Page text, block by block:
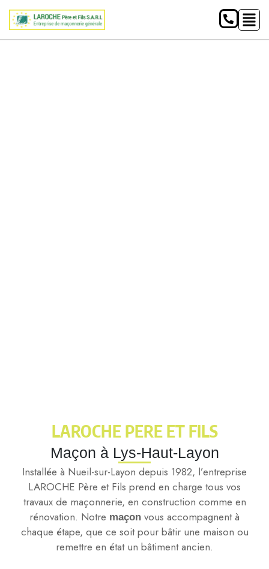
LAROCHE PERE ET FILS
Maçon à Lys-Haut-Layon
Installée à Nueil-sur-Layon depuis 1982, l’entreprise
LAROCHE Père et Fils prend en charge tous vos
travaux de maçonnerie, en construction comme en
rénovation. Notre maçon vous accompagnent à
chaque étape, que ce soit pour bâtir une maison ou
remettre en état un bâtiment ancien.